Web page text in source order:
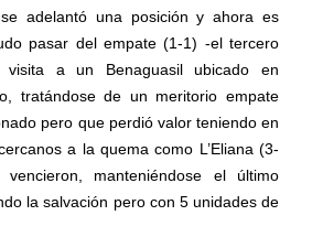
adelantó una posición y ahora es
pasar del empate (1-1) -el tercero
visita a un Benaguasil ubicado en
tratándose de un meritorio empate
pero que perdió valor teniendo en
a la quema como L’Eliana (3-
manteniéndose el último
la salvación pero con 5 unidades de